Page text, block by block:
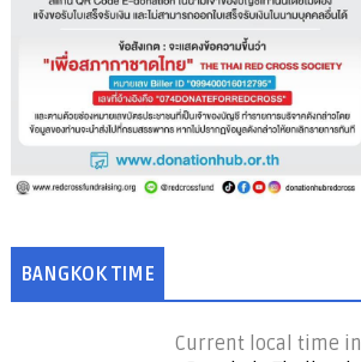
BANGKOK TIME
Current local time in